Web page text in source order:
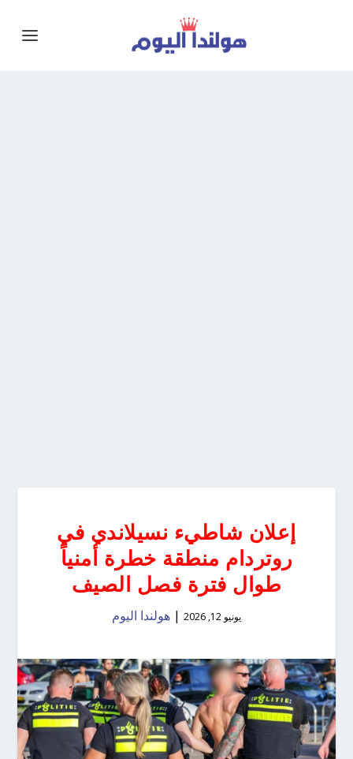
إعلان شاطيء نسيلاندي في
روتردام منطقة خطرة أمنياً
طوال فترة فصل الصيف
يونيو 12, 2026 | هولندا اليوم